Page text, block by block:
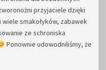
przyjaciele dzięki
smakołyków, zabawek
ze schroniska
Ponownie udowodniliśmy, że